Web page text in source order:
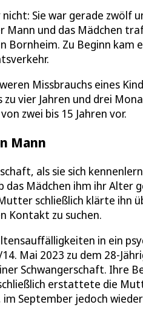
Sie war gerade zwölf
und das Mädchen
Bornheim. Zu Beginn kam
Missbrauchs eines
vier Jahren und drei
zwei bis 15 Jahren vor.
Mann
als sie sich
Mädchen ihm ihr Alter
schließlich klärte ihn
Kontakt zu suchen.
in ein
Mai 2023 zu dem 28-
Schwangerschaft. Ihre
erstattete die
September jedoch